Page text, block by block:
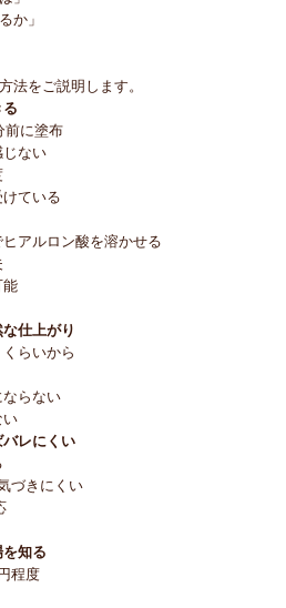
か」
法をご説明します。
前に塗布
ない
ている
アルロン酸を溶かせる
能
仕上がり
らいから
らない
い
レにくい
づきにくい
知る
程度